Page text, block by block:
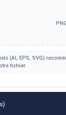
(AI, EPS, SVG)
fichier.